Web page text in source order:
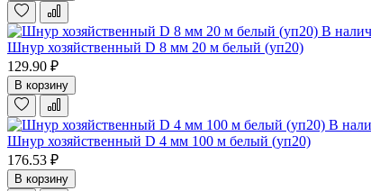
В
Шнур хозяйственный D 8 мм 20 м белый (уп20)
129.90 ₽
В корзину
В
Шнур хозяйственный D 4 мм 100 м белый (уп20)
176.53 ₽
В корзину